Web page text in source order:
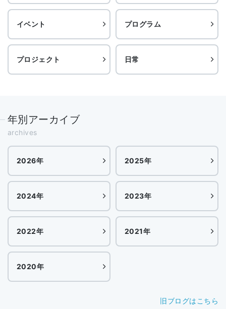
イベント プログラム
プロジェクト 日常
年別アーカイブ
archives
2026年 2025年
2024年 2023年
2022年 2021年
2020年
旧ブログはこちら